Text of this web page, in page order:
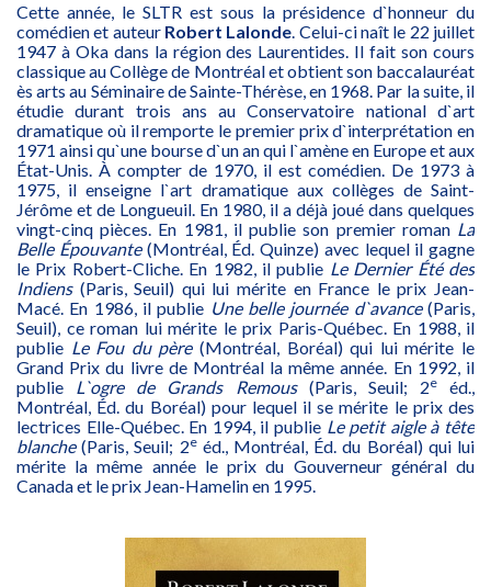
Cette année, le SLTR est sous la présidence d`honneur du
comédien et auteur Robert Lalonde. Celui-ci naît le 22 juillet
1947 à Oka dans la région des Laurentides. Il fait son cours
classique au Collège de Montréal et obtient son baccalauréat
ès arts au Séminaire de Sainte-Thérèse, en 1968. Par la suite, il
étudie durant trois ans au Conservatoire national d`art
dramatique où il remporte le premier prix d`interprétation en
1971 ainsi qu`une bourse d`un an qui l`amène en Europe et aux
État-Unis. À compter de 1970, il est comédien. De 1973 à
1975, il enseigne l`art dramatique aux collèges de Saint-
Jérôme et de Longueuil. En 1980, il a déjà joué dans quelques
vingt-cinq pièces. En 1981, il publie son premier roman La
Belle Épouvante(Montréal, Éd. Quinze) avec lequel il gagne
le Prix Robert-Cliche. En 1982, il publie Le Dernier Été des
Indiens(Paris, Seuil) qui lui mérite en France le prix Jean-
Macé. En 1986, il publie Une belle journée d`avance(Paris,
Seuil), ce roman lui mérite le prix Paris-Québec. En 1988, il
publie Le Fou du père(Montréal, Boréal) qui lui mérite le
Grand Prix du livre de Montréal la même année. En 1992, il
publie L`ogre de Grands Remous(Paris, Seuil; 2eéd.,
Montréal, Éd. du Boréal) pour lequel il se mérite le prix des
lectrices Elle-Québec. En 1994, il publie Le petit aigle à tête
blanche(Paris, Seuil; 2eéd., Montréal, Éd. du Boréal) qui lui
mérite la même année le prix du Gouverneur général du
Canada et le prix Jean-Hamelin en 1995.